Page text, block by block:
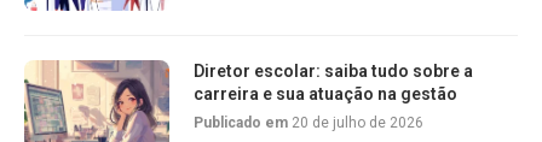
Diretor escolar: saiba tudo sobre a
carreira e sua atuação na gestão
Publicado em 20 de julho de 2026